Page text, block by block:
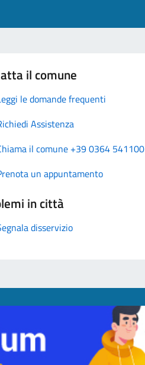
il comune
le domande frequenti
Assistenza
il comune +39 0364 541100
un appuntamento
in città
disservizio